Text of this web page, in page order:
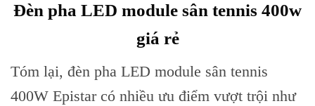
Đèn pha LED module sân tennis 400w
giá rẻ
Tóm lại, đèn pha LED module sân tennis
400W Epistar có nhiều ưu điểm vượt trội như